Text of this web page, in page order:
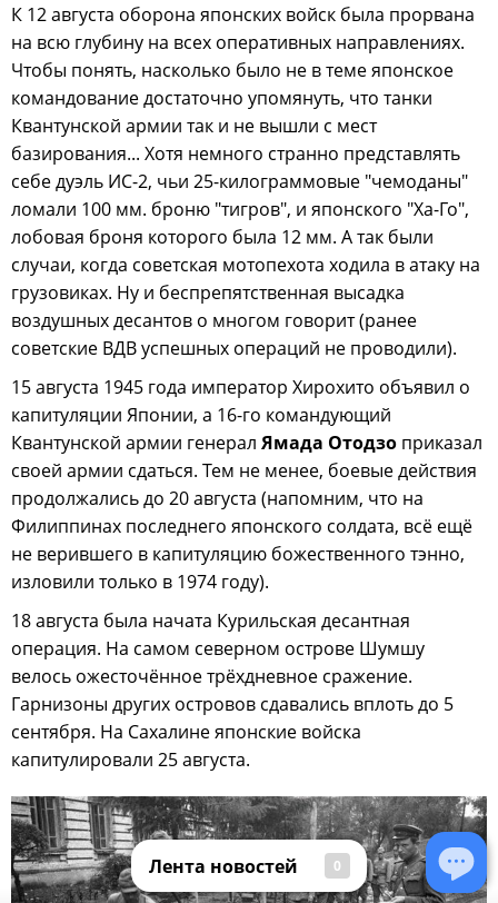
К 12 августа оборона японских войск была прорвана
на всю глубину на всех оперативных направлениях.
Чтобы понять, насколько было не в теме японское
командование достаточно упомянуть, что танки
Квантунской армии так и не вышли с мест
базирования... Хотя немного странно представлять
себе дуэль ИС-2, чьи 25-килограммовые "чемоданы"
ломали 100 мм. броню "тигров", и японского "Ха-Го",
лобовая броня которого была 12 мм. А так были
случаи, когда советская мотопехота ходила в атаку на
грузовиках. Ну и беспрепятственная высадка
воздушных десантов о многом говорит (ранее
советские ВДВ успешных операций не проводили).
15 августа 1945 года император Хирохито объявил о
капитуляции Японии, а 16-го командующий
Квантунской армии генерал Ямада Отодзо приказал
своей армии сдаться. Тем не менее, боевые действия
продолжались до 20 августа (напомним, что на
Филиппинах последнего японского солдата, всё ещё
не верившего в капитуляцию божественного тэнно,
изловили только в 1974 году).
18 августа была начата Курильская десантная
операция. На самом северном острове Шумшу
велось ожесточённое трёхдневное сражение.
Гарнизоны других островов сдавались вплоть до 5
сентября. На Сахалине японские войска
капитулировали 25 августа.
Лента новостей 0
Лента новостей